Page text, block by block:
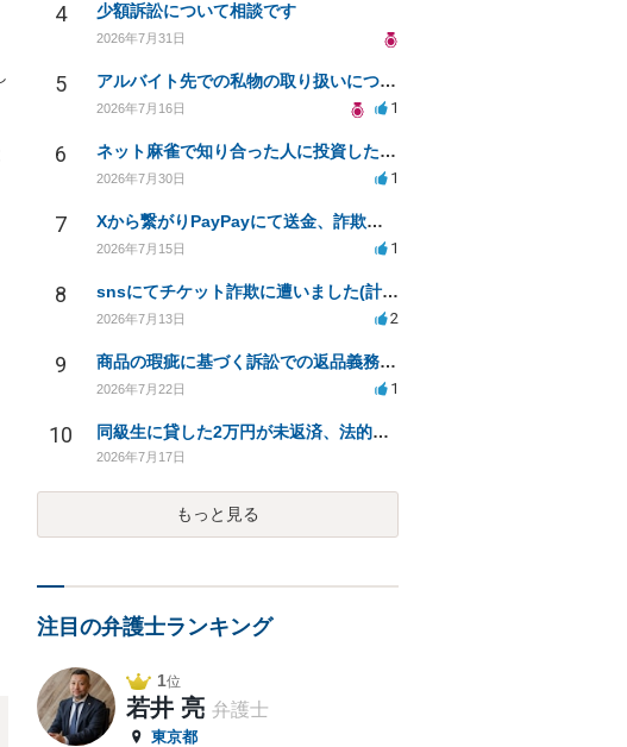
4 少額訴訟について相談です
2026年7月31日
5 アルバイト先での私物の取り扱いについて
2026年7月16日 1
6 ネット麻雀で知り合った人に投資した400万円が返金されない
2026年7月30日 1
7 Xから繋がりPayPayにて送金、詐欺被害。
2026年7月15日 1
8 snsにてチケット詐欺に遭いました(計40万程度)。開示請求や今後の対応について質問したいです。
2026年7月13日 2
9 商品の瑕疵に基づく訴訟での返品義務の有無について教えてください
2026年7月22日 1
10 同級生に貸した2万円が未返済、法的措置を検討中
2026年7月17日
もっと見る
注目の弁護士ランキング
1位
若井 亮 弁護士
東京都